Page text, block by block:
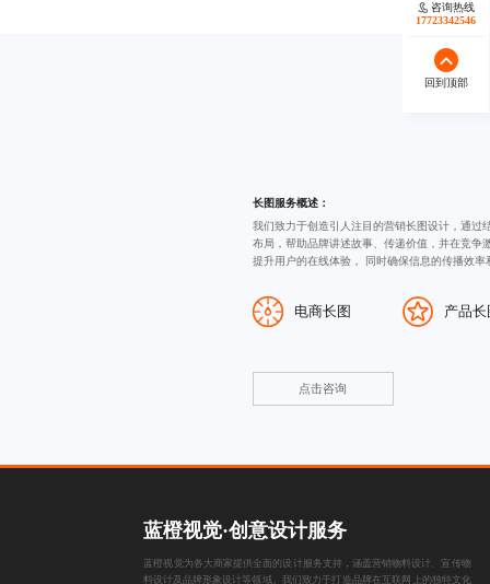
长图服务概述：
我们致力于创造引人注目的营销长图设计 ，通过
布局，帮助品牌讲述故事、传递价值，并在竞争
提升用户的在线体验， 同时确保信息的传播效率
电商长图 产品长
点击咨询
咨询热线
17723342546
回到顶部
蓝橙视觉·创意设计服务
蓝橙视觉为各大商家提供全面的设计服务支持，涵盖营销物料设计 、宣传物
料设计 及品牌形象设计等领域。我们致力于打造品牌在互联网上的独特文化